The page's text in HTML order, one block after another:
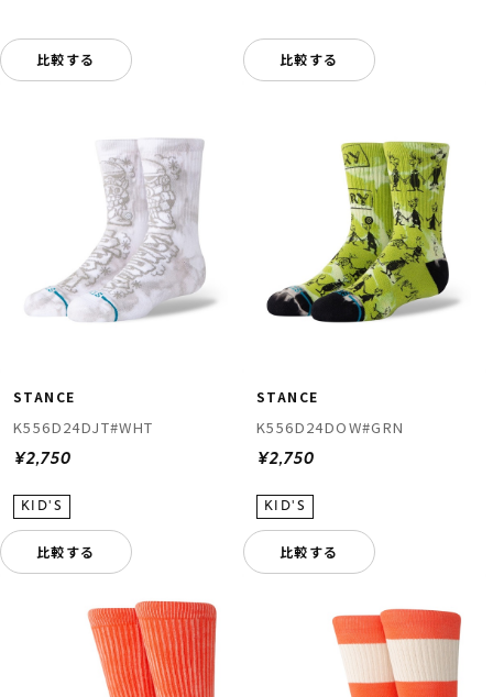
比較する 比較する
STANCE
K556D24DJT#WHT
¥2,750
比較する
STANCE
K556D24DOW#GRN
¥2,750
比較する